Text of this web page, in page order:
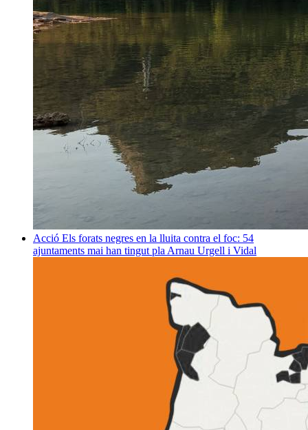
Acció Els forats negres en la lluita contra el foc: 54
ajuntaments mai han tingut pla Arnau Urgell i Vidal